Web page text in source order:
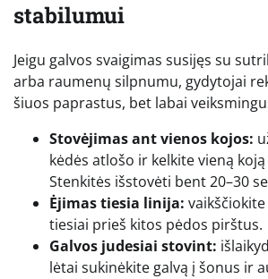
stabilumui
Jeigu galvos svaigimas susijęs su
arba raumenų silpnumu, gydytojai
šiuos paprastus, bet labai
Stovėjimas ant vienos kojos:
kėdės atlošo ir kelkite vieną
Stenkitės išstovėti bent 20–30
Ėjimas tiesia linija:
tiesiai prieš kitos pėdos pirštus.
Galvos judesiai stovint:
lėtai sukinėkite galvą į šonus ir